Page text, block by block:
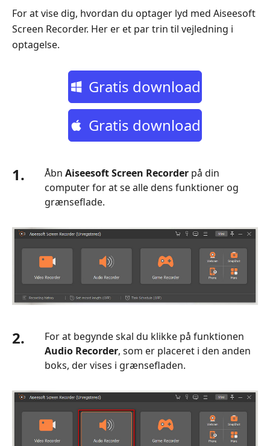
For at vise dig, hvordan du optager lyd med Aiseesoft
Screen Recorder. Her er et par trin til vejledning i
optagelse.
Gratis download
Gratis download
1. Åbn Aiseesoft Screen Recorder på din
computer for at se alle dens funktioner og
grænseflade.
2.
For at begynde skal du klikke på funktionen
Audio Recorder, som er placeret i den anden
boks, der vises i grænsefladen.